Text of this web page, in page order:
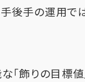
後手の運用で
「飾りの目標